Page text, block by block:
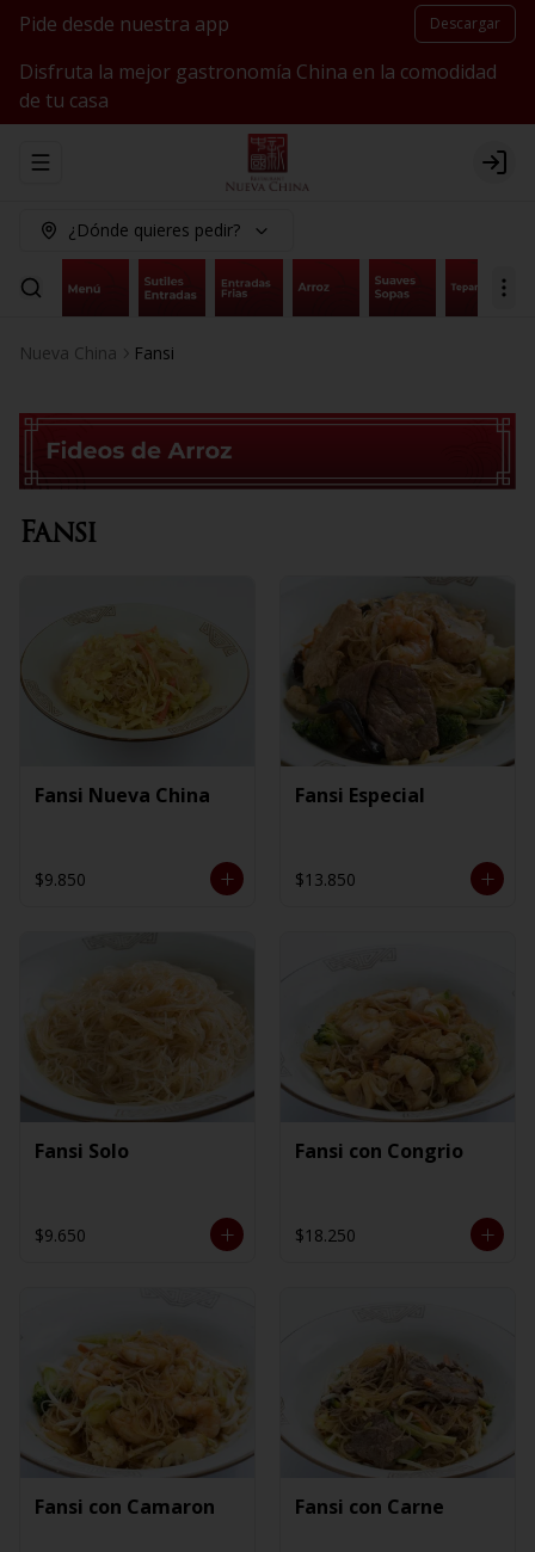
Pide desde nuestra app Descargar
Disfruta la mejor gastronomía China en la comodidad
de tu casa
Abrir menu de navegación Login
¿Dónde quieres pedir?
Nueva China Fansi
Fansi
Fansi Nueva China
$9.850
Fansi Especial
$13.850
Fansi Solo
$9.650
Fansi con Congrio
$18.250
Fansi con Camaron Fansi con Carne